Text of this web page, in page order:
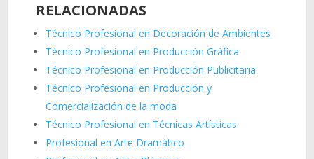
RELACIONADAS
Técnico Profesional en Decoración de Ambientes
Técnico Profesional en Producción Gráfica
Técnico Profesional en Producción Publicitaria
Técnico Profesional en Producción y
Comercialización de la moda
Técnico Profesional en Técnicas Artísticas
Profesional en Arte Dramático